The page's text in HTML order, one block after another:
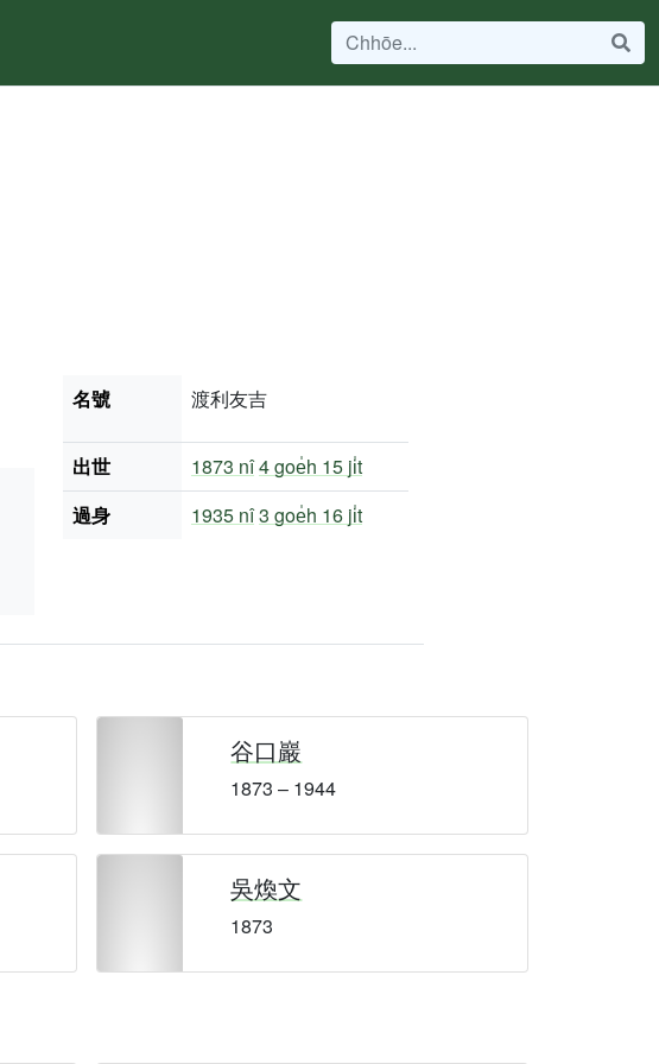
名號 渡利友吉
出世 1873 nî4 goe̍h 15 ji̍t
過身
1935 nî3 goe̍h 16 ji̍t
谷口巖
1873 – 1944
吳煥文
1873